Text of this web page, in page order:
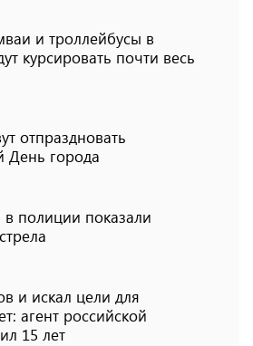
и троллейбусы в
курсировать почти весь
отпраздновать
День города
полиции показали
и искал цели для
агент российской
15 лет